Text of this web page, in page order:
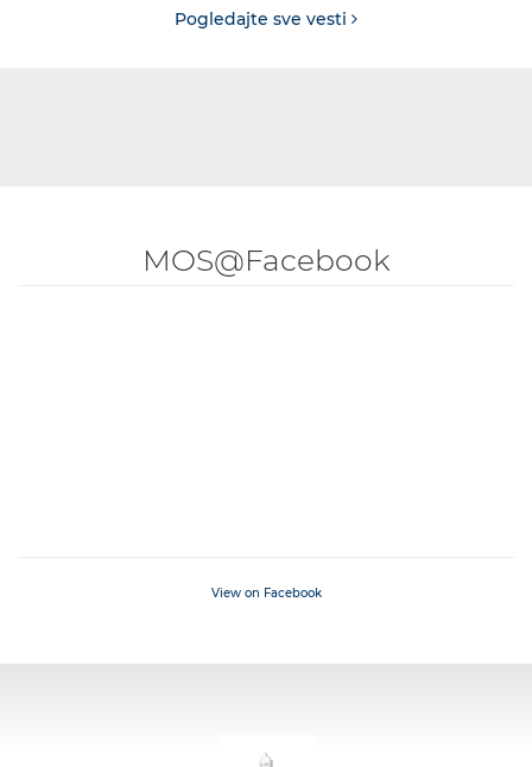
Pogledajte sve vesti
MOS@Facebook
View on Facebook